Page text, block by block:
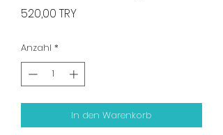
520,00 TRYPreis
Anzahl *
In den Warenkorb